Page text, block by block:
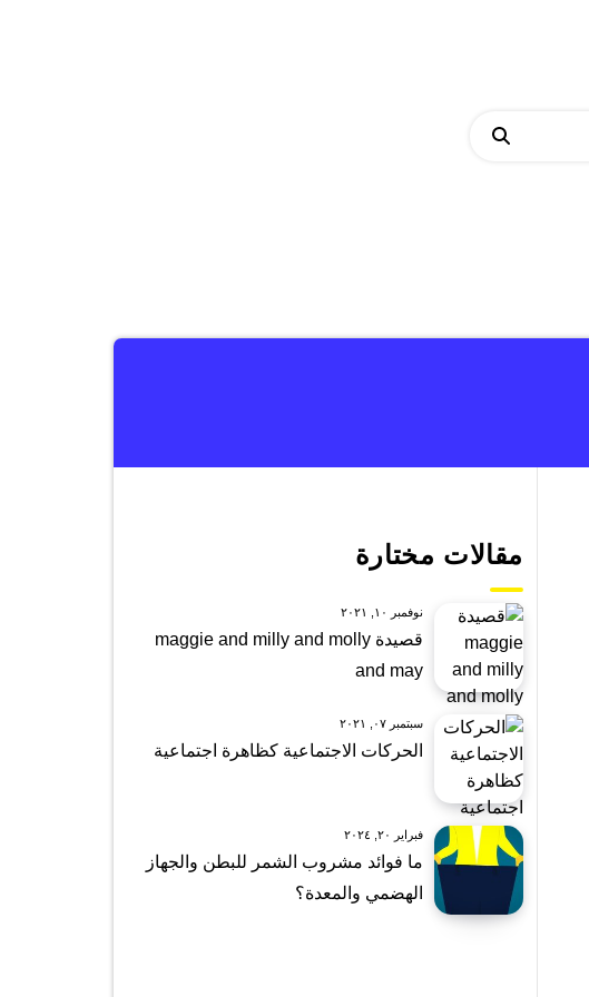
مقالات مختارة
نوفمبر ١٠, ٢٠٢١
قصيدة maggie and milly and molly
and may
سبتمبر ٠٧, ٢٠٢١
الحركات الاجتماعية كظاهرة اجتماعية
فبراير ٢٠, ٢٠٢٤
ما فوائد مشروب الشمر للبطن والجهاز
الهضمي والمعدة؟